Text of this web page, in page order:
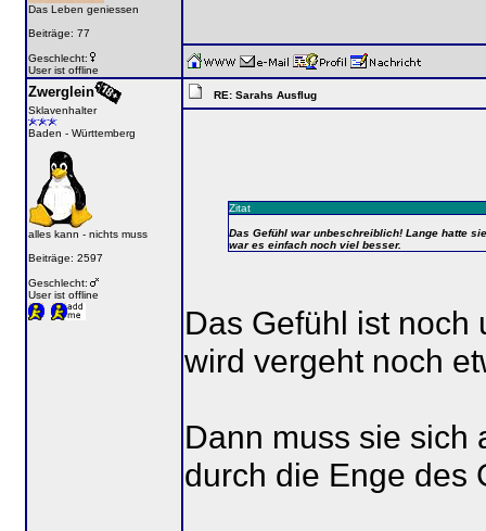
Das Leben geniessen
Beiträge: 77
Geschlecht:
User ist offline
Zwerglein
Sklavenhalter
Baden - Württemberg
alles kann - nichts muss
Beiträge: 2597
Geschlecht:
User ist offline
RE: Sarahs Ausflug
Zitat
Das Gefühl war unbeschreiblich! Lange hatte
war es einfach noch viel besser.
Das Gefühl ist noch
wird vergeht noch
Dann muss sie sich
durch die Enge des